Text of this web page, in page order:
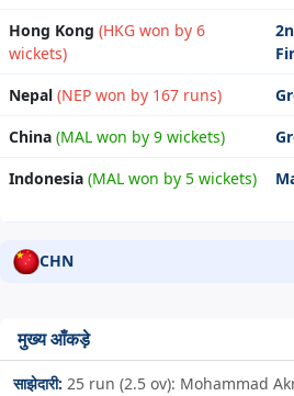
Hong Kong (HKG won by 6
wickets)
Nepal (NEP won by 167 runs)
China (MAL won by 9 wickets)
Indonesia (MAL won by 5 wickets)
CHN
मुख्य आँकड़े
साझेदारी: 25 run (2.5 ov): Mohammad